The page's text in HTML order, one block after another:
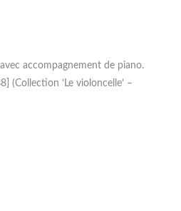
accompagnement de piano.
(Collection ‘Le violoncelle’ –